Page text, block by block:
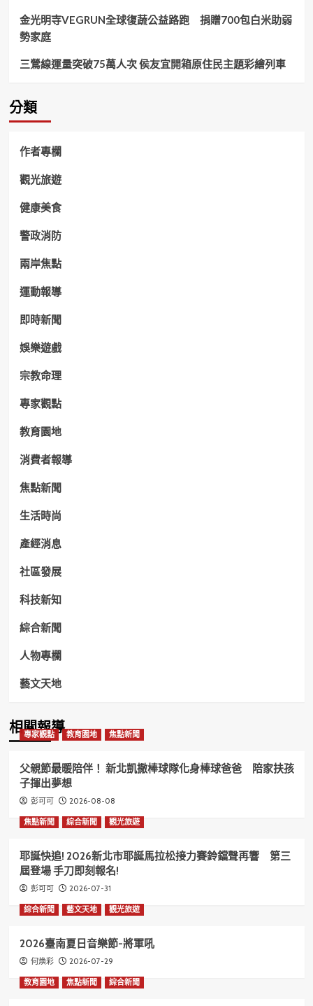
金光明寺VEGRUN全球復蔬公益路跑 捐贈700包白米助弱
勢家庭
三鶯線運量突破75萬人次 侯友宜開箱原住民主題彩繪列車
分類
作者專欄
觀光旅遊
健康美食
警政消防
兩岸焦點
運動報導
即時新聞
娛樂遊戲
宗教命理
專家觀點
教育園地
消費者報導
焦點新聞
生活時尚
產經消息
社區發展
科技新知
綜合新聞
人物專欄
藝文天地
相關報導
專家觀點 教育園地 焦點新聞
父親節最暖陪伴！ 新北凱撒棒球隊化身棒球爸爸 陪家扶孩
子揮出夢想
彭可可 2026-08-08
焦點新聞 綜合新聞 觀光旅遊
耶誕快追! 2026新北市耶誕馬拉松接力賽鈴鐺聲再響 第三
屆登場 手刀即刻報名!
彭可可 2026-07-31
綜合新聞 藝文天地 觀光旅遊
2026臺南夏日音樂節-將軍吼
何煥彩 2026-07-29
教育園地 焦點新聞 綜合新聞